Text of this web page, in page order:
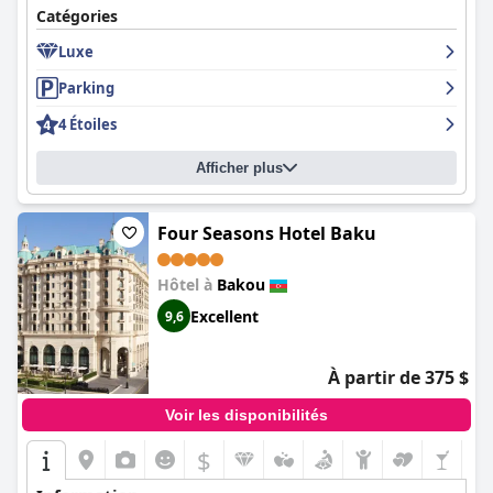
Catégories
Luxe
Parking
4 Étoiles
Afficher plus
Four Seasons Hotel Baku
Hôtel à Bakou
9,6 Excellent
À partir de 375 $
Voir les disponibilités
$